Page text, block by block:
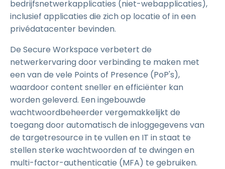
bedrijfsnetwerkapplicaties (niet-webapplicaties),
inclusief applicaties die zich op locatie of in een
privédatacenter bevinden.
De Secure Workspace verbetert de
netwerkervaring door verbinding te maken met
een van de vele Points of Presence (PoP's),
waardoor content sneller en efficiënter kan
worden geleverd. Een ingebouwde
wachtwoordbeheerder vergemakkelijkt de
toegang door automatisch de inloggegevens van
de targetresource in te vullen en IT in staat te
stellen sterke wachtwoorden af te dwingen en
multi-factor-authenticatie (MFA) te gebruiken.